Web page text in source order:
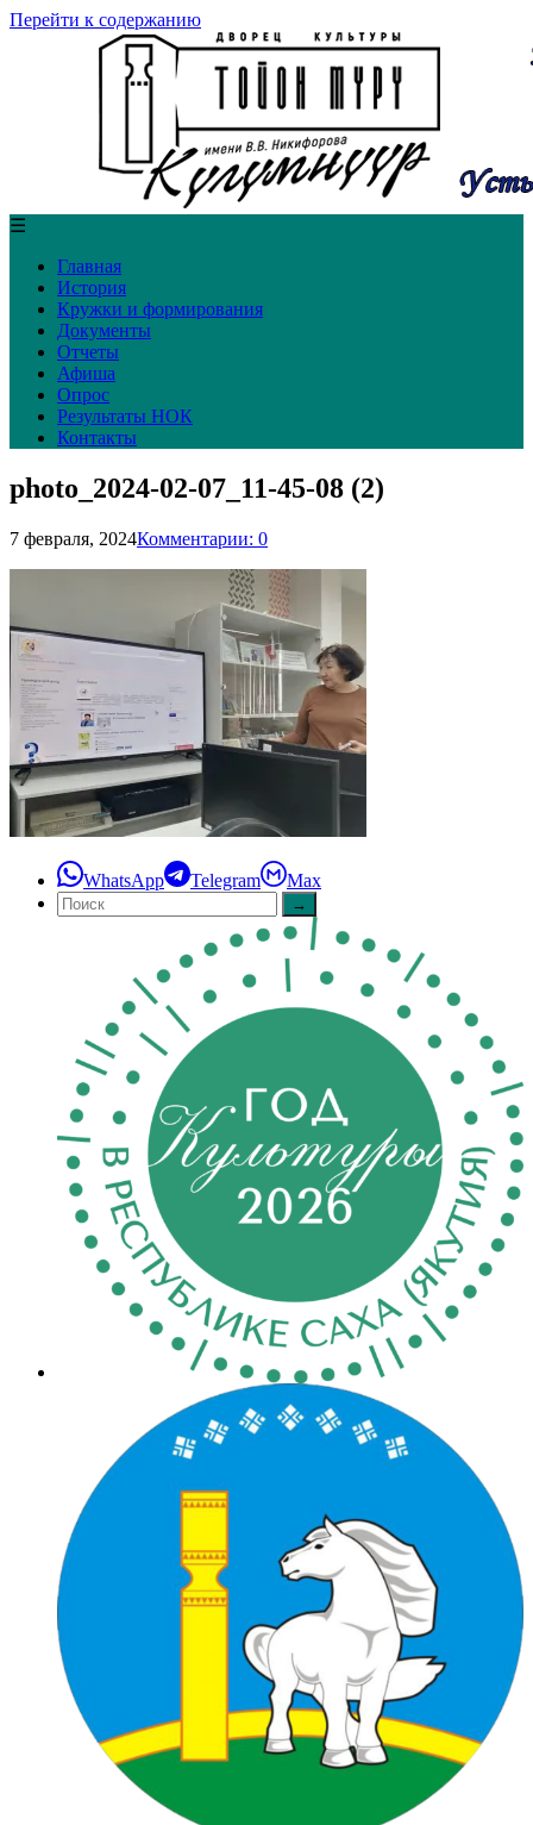
Перейти к содержанию
☰
Главная
История
Кружки и формирования
Документы
Отчеты
Афиша
Опрос
Результаты НОК
Контакты
photo_2024-02-07_11-45-08 (2)
7 февраля, 2024Комментарии: 0
WhatsApp Telegram Max